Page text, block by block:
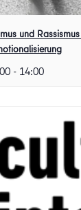
und
- 14:00